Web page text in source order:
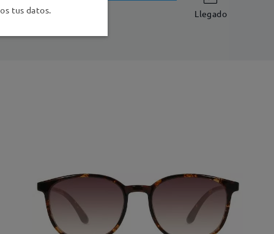
7 días laborales Llegado
tus datos.